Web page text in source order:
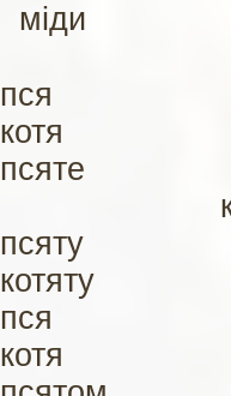
міди
пся
котя
псяте
псяту
котяту
пся
котя